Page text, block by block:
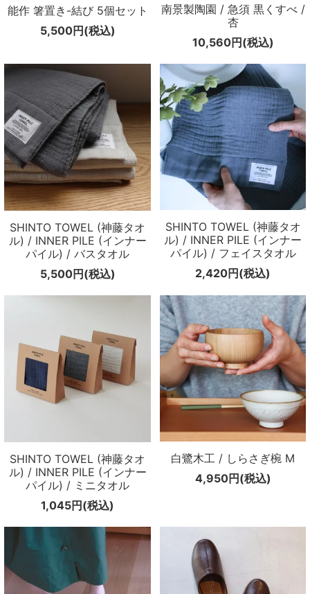
能作 箸置き-結び 5個セット
5,500円(税込)
南景製陶園 / 急須 黒くすべ /
杏
10,560円(税込)
SHINTO TOWEL (神藤タオ
ル) / INNER PILE (インナー
パイル) / バスタオル
5,500円(税込)
SHINTO TOWEL (神藤タオ
ル) / INNER PILE (インナー
パイル) / フェイスタオル
2,420円(税込)
SHINTO TOWEL (神藤タオ
ル) / INNER PILE (インナー
パイル) / ミニタオル
1,045円(税込)
白鷺木工 / しらさぎ椀 M
4,950円(税込)